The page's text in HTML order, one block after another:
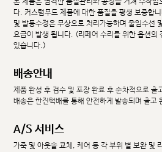
본 제품은 엄격한 품질관리와 공정을 거쳐 수작업
다. 커스텀무드 제품에 대한 품질을 평생 보증합
및 발등수정은 무상으로 처리가능하며 줄임수선
요금이 발생 됩니다. (리페어 수리를 위한 옵션의
있습니다.)
배송안내
제품 완성 후 검수 및 포장 완료 후 순차적으로 출
배송은 한진택배를 통해 안전하게 발송되며 출고
A/S 서비스
가죽 및 아웃솔 교체, 케어 등 각 부위 별 보완 및